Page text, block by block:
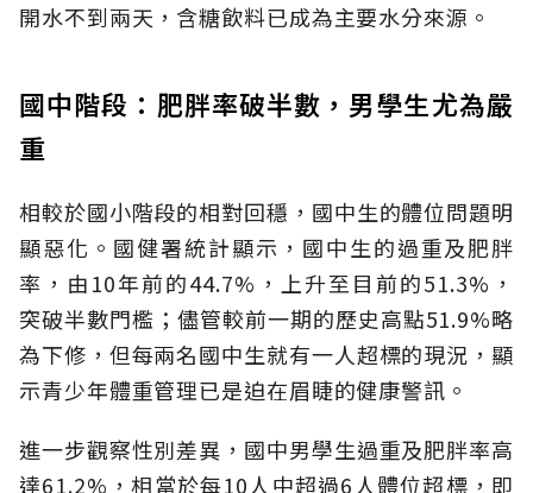
開水不到兩天，含糖飲料已成為主要水分來源。
國中階段：肥胖率破半數，男學生尤為嚴
重
相較於國小階段的相對回穩，國中生的體位問題明
顯惡化。國健署統計顯示，國中生的過重及肥胖
率，由10年前的44.7%，上升至目前的51.3%，
突破半數門檻；儘管較前一期的歷史高點51.9%略
為下修，但每兩名國中生就有一人超標的現況，顯
示青少年體重管理已是迫在眉睫的健康警訊。
進一步觀察性別差異，國中男學生過重及肥胖率高
達61.2%，相當於每10人中超過6人體位超標，即